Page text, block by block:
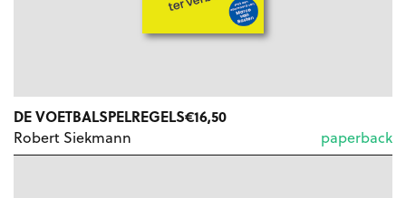
DE VOETBALSPELREGELS€16,50
Robert Siekmann
paperback